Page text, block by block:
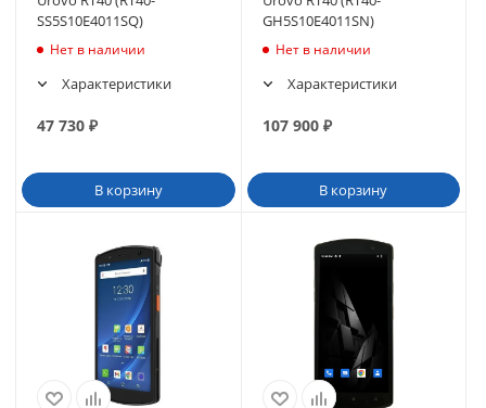
SS5S10E4011SQ)
Нет в наличии
Характеристики
47 730 ₽
В корзину
GH5S10E4011SN)
Нет в наличии
Характеристики
107 900₽
В корзину